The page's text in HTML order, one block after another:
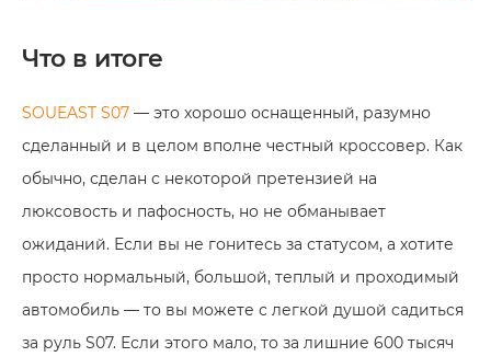
Что в итоге
SOUEAST S07 — это хорошо оснащенный, разумно
сделанный и в целом вполне честный кроссовер. Как
обычно, сделан с некоторой претензией на
люксовость и пафосность, но не обманывает
ожиданий. Если вы не гонитесь за статусом, а хотите
просто нормальный, большой, теплый и проходимый
автомобиль — то вы можете с легкой душой садиться
за руль S07. Если этого мало, то за лишние 600 тысяч